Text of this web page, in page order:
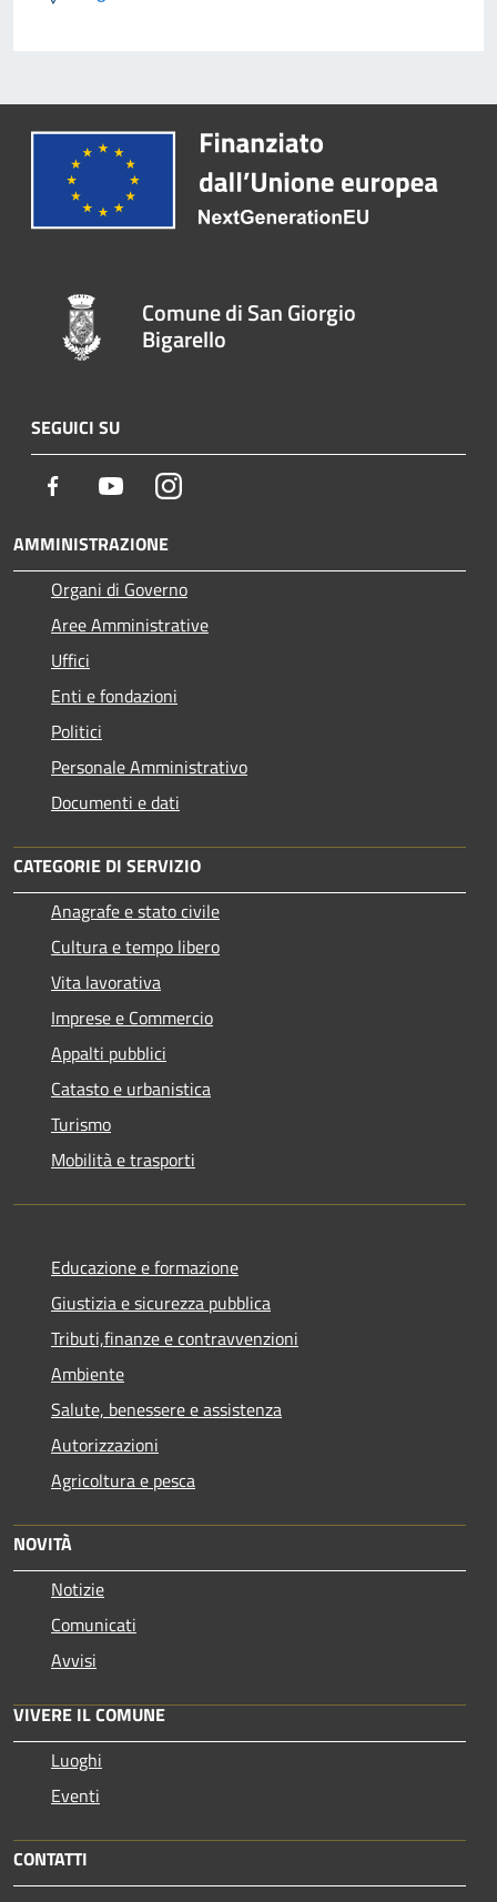
Comune di San Giorgio
Bigarello
SEGUICI SU
Facebook YoutubeInstagram
AMMINISTRAZIONE
Organi di Governo
Aree Amministrative
Uffici
Enti e fondazioni
Politici
Personale Amministrativo
Documenti e dati
CATEGORIE DI SERVIZIO
Anagrafe e stato civile
Cultura e tempo libero
Vita lavorativa
Imprese e Commercio
Appalti pubblici
Catasto e urbanistica
Turismo
Mobilità e trasporti
Educazione e formazione
Giustizia e sicurezza pubblica
Tributi,finanze e contravvenzioni
Ambiente
Salute, benessere e assistenza
Autorizzazioni
Agricoltura e pesca
NOVITÀ
Notizie
Comunicati
Avvisi
VIVERE IL COMUNE
Luoghi
Eventi
CONTATTI